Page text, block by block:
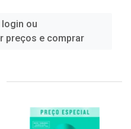
login ou
preços e comprar